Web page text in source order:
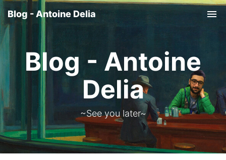
Blog - Antoine Delia
Blog - Antoine
Delia
~See you later~